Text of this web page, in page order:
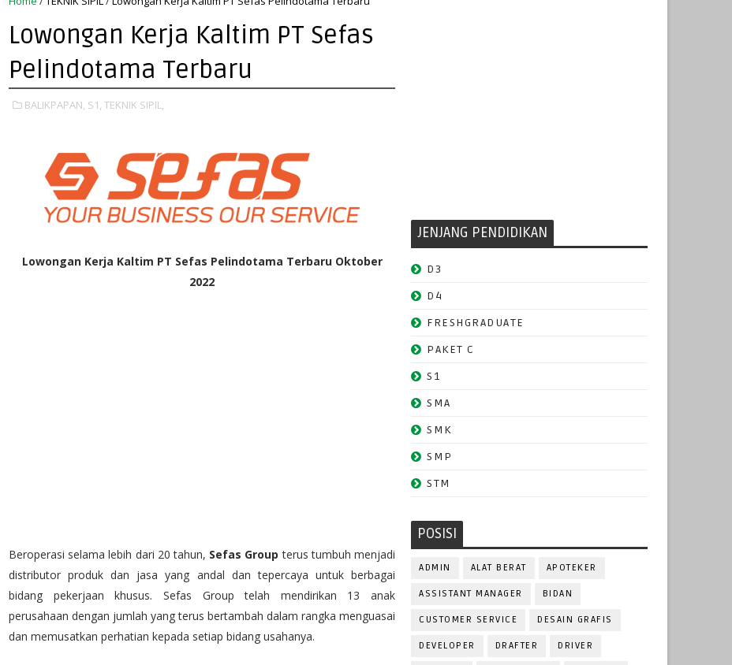
Lowongan Kerja Kaltim PT Sefas
Pelindotama Terbaru
BALIKPAPAN, S1, TEKNIK SIPIL,
Lowongan Kerja Kaltim PT Sefas Pelindotama Terbaru Oktober
2022
Beroperasi selama lebih dari 20 tahun, Sefas Groupterus tumbuh menjadi
distributor produk dan jasa yang andal dan tepercaya untuk berbagai
bidang pekerjaan khusus. Sefas Group telah mendirikan 13 anak
perusahaan dengan jumlah yang terus bertambah dalam rangka menguasai
dan memusatkan perhatian kepada setiap bidang usahanya.
JENJANG PENDIDIKAN
D3
D4
FRESHGRADUATE
PAKET C
S1
SMA
SMK
SMP
STM
POSISI
ADMIN ALAT BERAT APOTEKER
ASSISTANT MANAGER BIDAN
CUSTOMER SERVICE DESAIN GRAFIS
DEVELOPER DRAFTER DRIVER